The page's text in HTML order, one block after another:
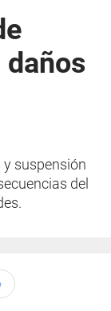
y suspensión
del